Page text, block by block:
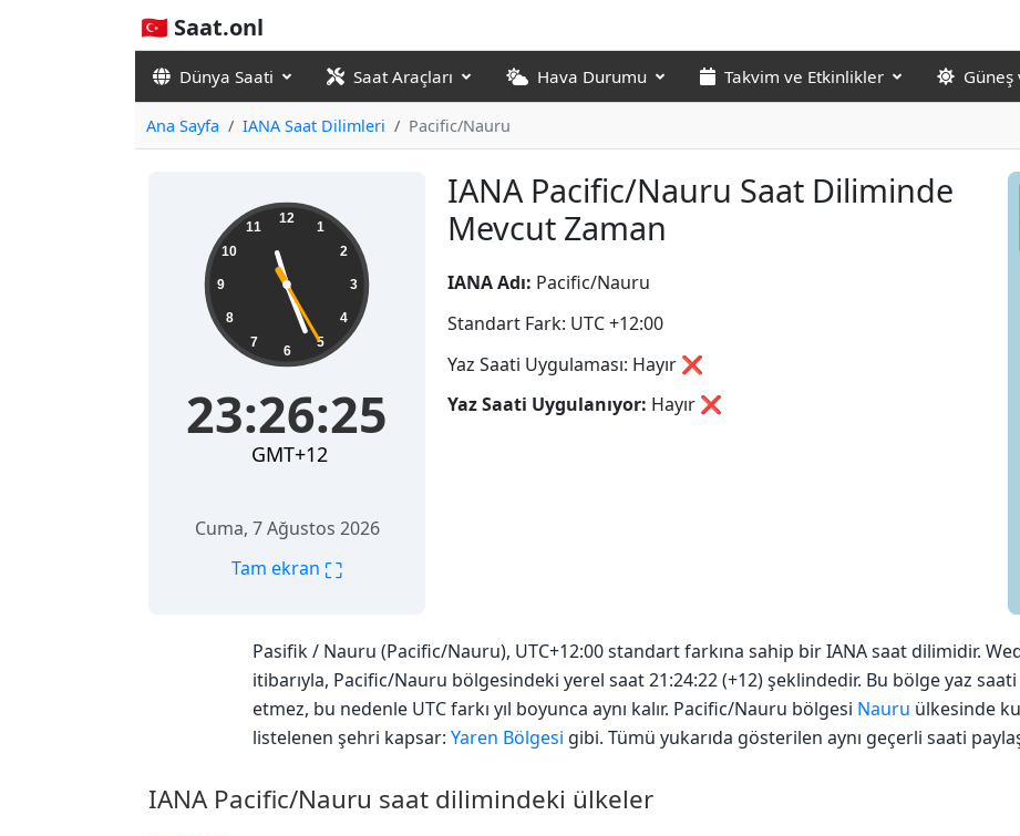
🇹🇷 Saat.onl
Dünya Saati Saat Araçları Hava Durumu Takvim ve Etkinlikler Güneş
Ana Sayfa IANA Saat Dilimleri Pacific/Nauru
IANA Pacific/Nauru Saat Diliminde
Mevcut Zaman
23:26:26 12
1
2
3
4
5
6
7
8
9
10
11
23:26:26
GMT+12
Cuma, 7 Ağustos 2026
Tam ekran ⛶
IANA Adı: Pacific/Nauru
Standart Fark: UTC +12:00
Yaz Saati Uygulaması: Hayır ❌
Yaz Saati Uygulanıyor: Hayır ❌
Pasifik / Nauru (Pacific/Nauru), UTC+12:00 standart farkına sahip bir IANA saat dilimidir.
itibarıyla, Pacific/Nauru bölgesindeki yerel saat 21:24:22 (+12) şeklindedir. Bu bölge yaz saati
etmez, bu nedenle UTC farkı yıl boyunca aynı kalır. Pacific/Nauru bölgesi Nauru ülkesinde
listelenen şehri kapsar: Yaren Bölgesi gibi. Tümü yukarıda gösterilen aynı geçerli saati
IANA Pacific/Nauru saat dilimindeki ülkeler